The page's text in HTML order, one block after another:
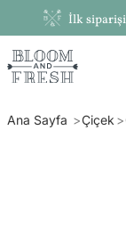
İlk
Ana Sayfa Çiçek